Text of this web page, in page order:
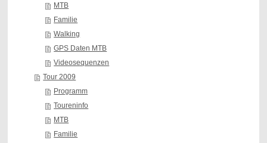
MTB
Familie
Walking
GPS Daten MTB
Videosequenzen
Tour 2009
Programm
Toureninfo
MTB
Familie